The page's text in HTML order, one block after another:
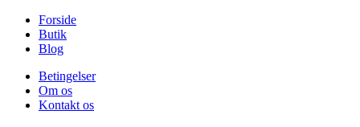
Forside
Butik
Blog
Betingelser
Om os
Kontakt os